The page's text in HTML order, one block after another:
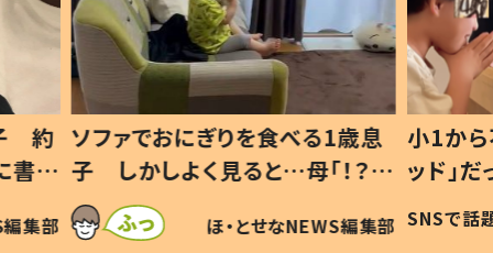
歳息
？」
編集部
小1から不登校、息子は「ギフテ
ッド」だった 父が“ウチ給食”を
作り続ける理由とは #令和の親
#令和の子
SNSで話題 ほ・とせなNEWS編集部
ひ孫
が、抱
「涙
い」